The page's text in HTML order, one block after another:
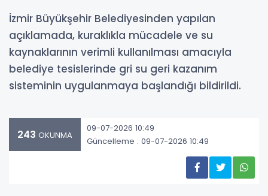
İzmir Büyükşehir Belediyesinden yapılan
açıklamada, kuraklıkla mücadele ve su
kaynaklarının verimli kullanılması amacıyla
belediye tesislerinde gri su geri kazanım
sisteminin uygulanmaya başlandığı bildirildi.
243 OKUNMA
09-07-2026 10:49
Güncelleme : 09-07-2026 10:49